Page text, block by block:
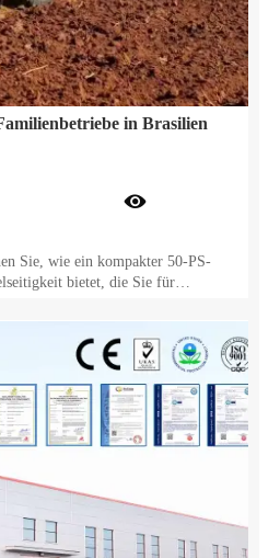
in Brasilien

Sie, wie ein kompakter 50-PS-
bietet, die Sie für